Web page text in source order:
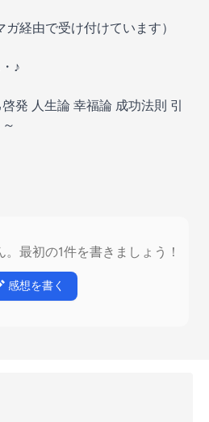
経由で受け付けています）
♪
発 人生論 幸福論 成功法則 引
最初の1件を書きましょう！
感想を書く